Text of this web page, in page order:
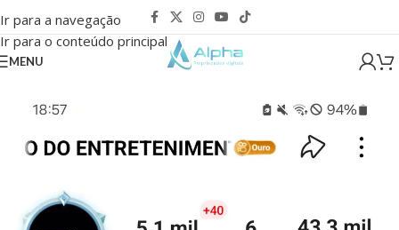
Ir para a navegação
Ir para o conteúdo principal
MENU